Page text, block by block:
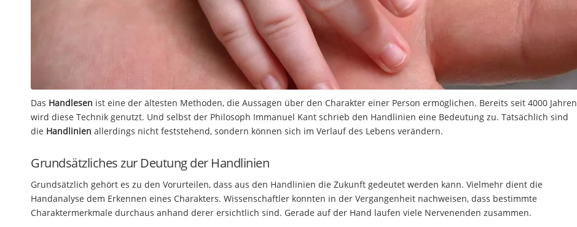
Das Handlesen ist eine der ältesten Methoden, die Aussagen über den Charakter einer Person ermöglichen. Bereits seit 4000 Jahren
wird diese Technik genutzt. Und selbst der Philosoph Immanuel Kant schrieb den Handlinien eine Bedeutung zu. Tatsächlich sind
die Handlinien allerdings nicht feststehend, sondern können sich im Verlauf des Lebens verändern.
Grundsätzliches zur Deutung der Handlinien
Grundsätzlich gehört es zu den Vorurteilen, dass aus den Handlinien die Zukunft gedeutet werden kann. Vielmehr dient die
Handanalyse dem Erkennen eines Charakters. Wissenschaftler konnten in der Vergangenheit nachweisen, dass bestimmte
Charaktermerkmale durchaus anhand derer ersichtlich sind. Gerade auf der Hand laufen viele Nervenenden zusammen.